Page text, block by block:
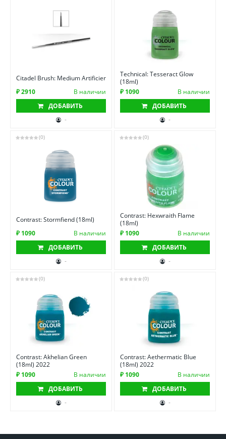
Citadel Brush: Medium Artificier
₽ 2910
В наличии
ДОБАВИТЬ
-
Technical: Tesseract Glow
(18ml)
₽ 1090
В наличии
ДОБАВИТЬ
-
(0)
Contrast: Stormfiend (18ml)
₽ 1090
В наличии
ДОБАВИТЬ
-
(0)
Contrast: Hexwraith Flame
(18ml)
₽ 1090
В наличии
ДОБАВИТЬ
-
(0)
Contrast: Akhelian Green
(18ml) 2022
₽ 1090
В наличии
ДОБАВИТЬ
-
(0)
Contrast: Aethermatic Blue
(18ml) 2022
₽ 1090
В наличии
ДОБАВИТЬ
-